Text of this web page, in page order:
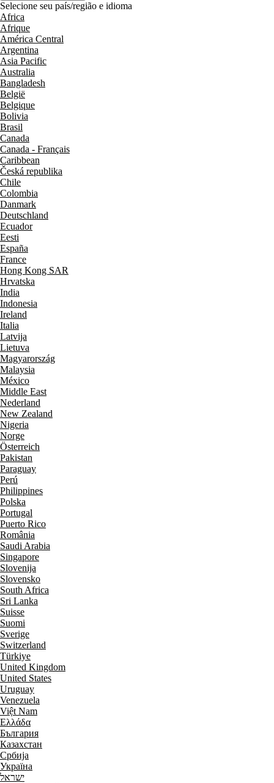
Selecione seu país/região e idioma
Africa
Afrique
América Central
Argentina
Asia Pacific
Australia
Bangladesh
België
Belgique
Bolivia
Brasil
Canada
Canada - Français
Caribbean
Česká republika
Chile
Colombia
Danmark
Deutschland
Ecuador
Eesti
España
France
Hong Kong SAR
Hrvatska
India
Indonesia
Ireland
Italia
Latvija
Lietuva
Magyarország
Malaysia
México
Middle East
Nederland
New Zealand
Nigeria
Norge
Österreich
Pakistan
Paraguay
Perú
Philippines
Polska
Portugal
Puerto Rico
România
Saudi Arabia
Singapore
Slovenija
Slovensko
South Africa
Sri Lanka
Suisse
Suomi
Sverige
Switzerland
Türkiye
United Kingdom
United States
Uruguay
Venezuela
Việt Nam
Ελλάδα
България
Казахстан
Србија
Україна
ישראל